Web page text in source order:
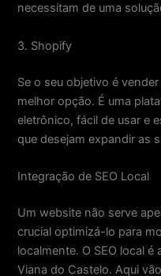
necessitam de uma
3. Shopify
Se o seu objetivo é
melhor opção. É uma
eletrônico, fácil de usar e
que desejam expandir as
Integração de SEO Local
Um website não serve
crucial optimizá-lo para
localmente. O SEO local é
Viana do Castelo. Aqui